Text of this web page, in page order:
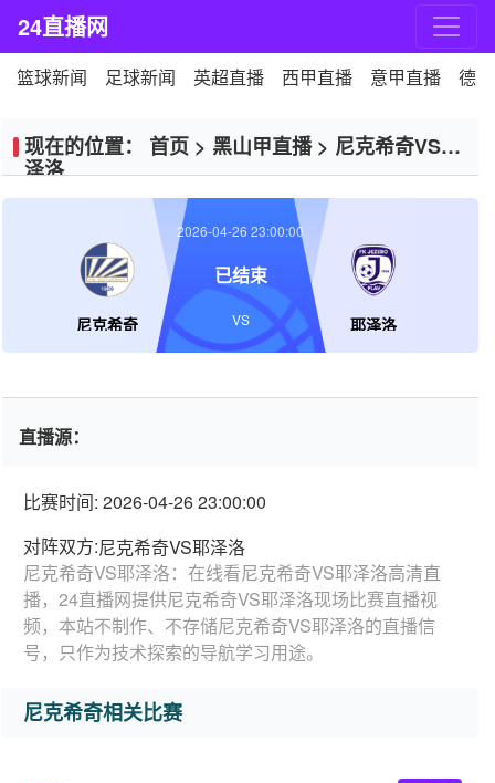
24直播网
篮球新闻 足球新闻 英超直播 西甲直播 意甲直播 德
现在的位置： 首页 > 黑山甲直播> 尼克希奇VS耶
泽洛
尼克希奇 耶泽洛
2026-04-26 23:00:00
已结束
VS
直播源：
比赛时间: 2026-04-26 23:00:00
对阵双方:尼克希奇VS耶泽洛
尼克希奇VS耶泽洛：在线看尼克希奇VS耶泽洛高清直
播，24直播网提供尼克希奇VS耶泽洛现场比赛直播视
频，本站不制作、不存储尼克希奇VS耶泽洛的直播信
号，只作为技术探索的导航学习用途。
尼克希奇相关比赛